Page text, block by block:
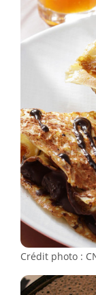
Crédit photo :